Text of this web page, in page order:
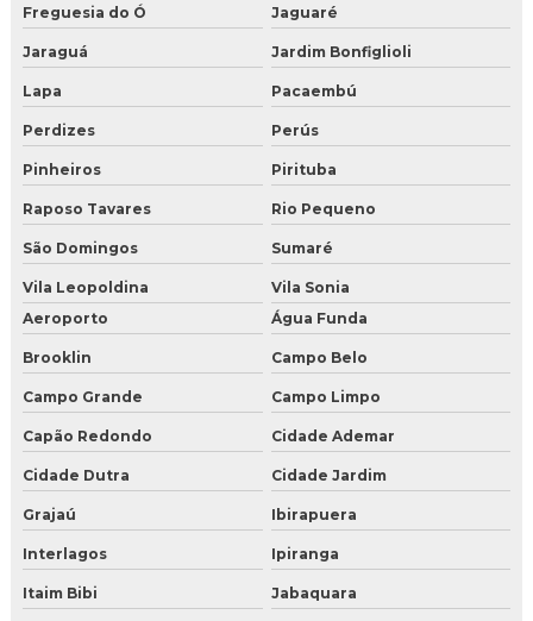
Gelo seco comprar preço
Gelo seco onde comprar
Gelo seco onde comprar sp zona oeste
Gelo seco onde comprar sp zona sul
Gelo seco onde encontrar
Gelo seco preço onde comprar
Gelo seco valor
Onde comprar gelo seco para drinks
Onde encontrar gelo seco
Onde vende gelo seco
Valor de gelo seco
Freguesia do Ó Jaguaré
Jaraguá Jardim Bonfiglioli
Lapa Pacaembú
Perdizes Perús
Pinheiros Pirituba
Raposo Tavares Rio Pequeno
São Domingos Sumaré
Vila Leopoldina
Vila Sonia
Aeroporto
Água Funda
Brooklin Campo Belo
Campo Grande Campo Limpo
Capão Redondo Cidade Ademar
Cidade Dutra Cidade Jardim
Grajaú Ibirapuera
Interlagos Ipiranga
Itaim Bibi Jabaquara